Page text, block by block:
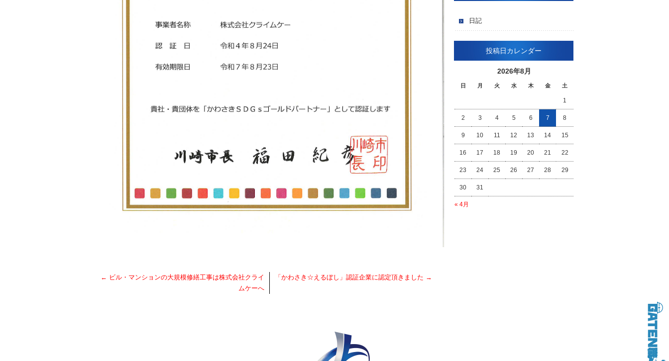
← ビル・マンションの大規模修繕工事は株式会社クライ
ムケーへ
「かわさき☆えるぼし」認証企業に認定頂きました →
日記
投稿日カレンダー
2026年8月
日 月 火 水 木 金 土
« 4月
1
2 3 4 5 6 7 8
9 10 11 12 13 14 15
16 17 18 19 20 21 22
23 24 25 26 27 28 29
30 31